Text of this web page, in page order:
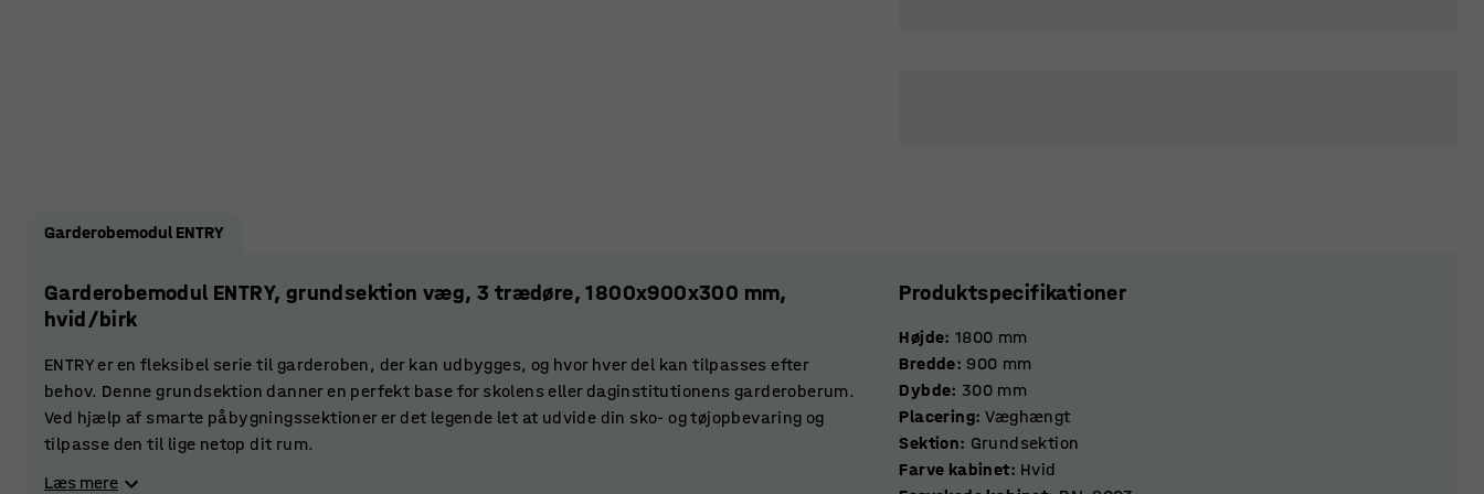
Garderobemodul ENTRY
Garderobemodul ENTRY, grundsektion væg, 3 trædøre, 1800x900x300 mm,
hvid/birk
ENTRY er en fleksibel serie til garderoben, der kan udbygges, og hvor hver del kan tilpasses efter
behov. Denne grundsektion danner en perfekt base for skolens eller daginstitutionens garderoberum.
Ved hjælp af smarte påbygningssektioner er det legende let at udvide din sko- og tøjopbevaring og
tilpasse den til lige netop dit rum.
Læs mere
Produktspecifikationer
Højde: 1800 mm
Bredde: 900 mm
Dybde: 300 mm
Placering: Væghængt
Sektion: Grundsektion
Farve kabinet: Hvid